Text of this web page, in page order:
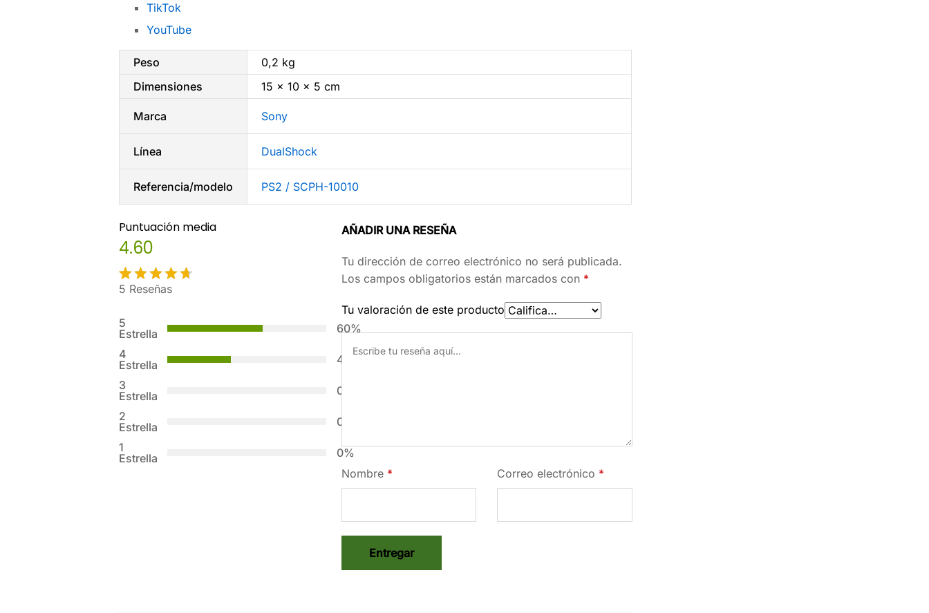
TikTok
YouTube
Peso
0,2 kg
Dimensiones
15 × 10 × 5 cm
Marca Sony
Línea DualShock
Referencia/modelo PS2 / SCPH-10010
Puntuación media
4.60
Valorado
con
de 5 en
base a
5
valoracio
nes de
clientes
5 Reseñas
5
Estrella
60%
4
Estrella
40%
3
Estrella
0%
2
Estrella
0%
1
Estrella
0%
AÑADIR UNA RESEÑA
Tu dirección de correo electrónico no será publicada.
Los campos obligatorios están marcados con *
Tu valoración de este producto
Nombre * Correo electrónico *